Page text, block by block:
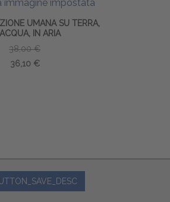
UMANA SU TERRA,
ACQUA, IN ARIA
38,00 €
36,10 €